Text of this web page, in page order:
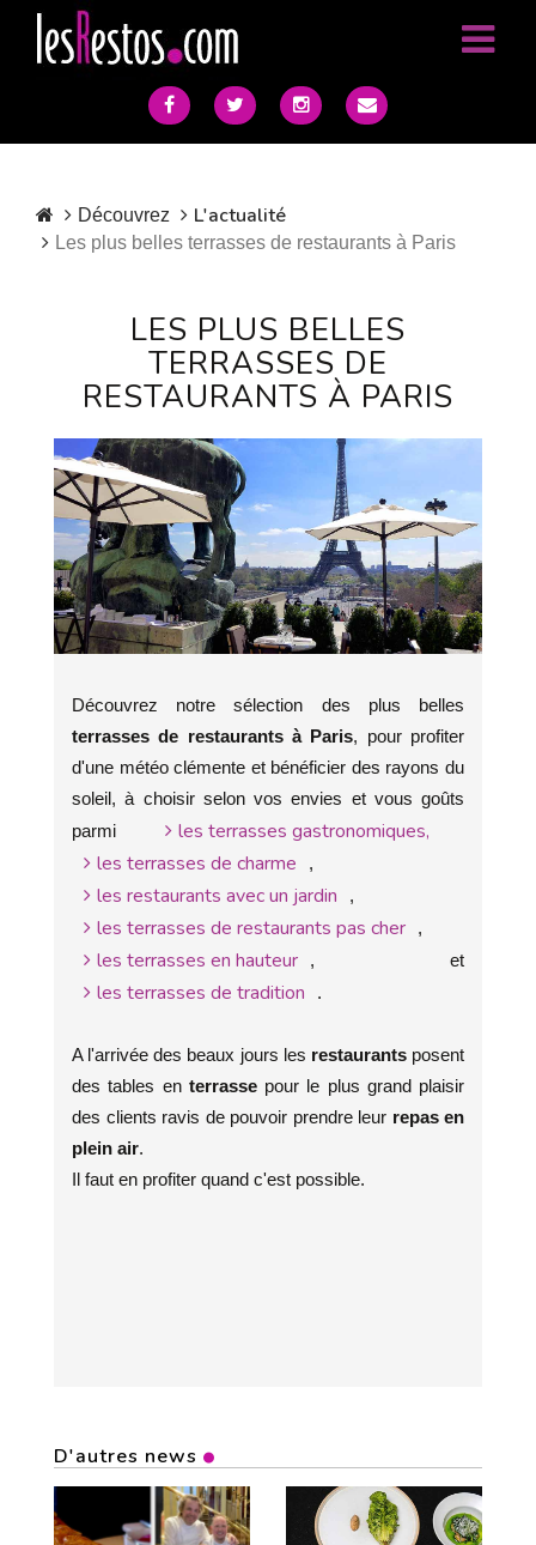
Découvrez L'actualité
Les plus belles terrasses de restaurants à Paris
LES PLUS BELLES
TERRASSES DE
RESTAURANTS À PARIS
Découvrez notre sélection des plus belles
terrasses de restaurants à Paris, pour profiter
d'une météo clémente et bénéficier des rayons du
soleil, à choisir selon vos envies et vous goûts
parmi
les terrasses gastronomiques,
les terrasses de charme
,
les restaurants avec un jardin ,
les terrasses de restaurants pas cher ,
les terrasses en hauteur , et
les terrasses de tradition .
A l'arrivée des beaux jours les restaurantsposent
des tables enterrassepour le plus grand plaisir
des clients ravis de pouvoir prendre leur repas en
plein air.
Il faut en profiter quand c'est possible.
D'autres news